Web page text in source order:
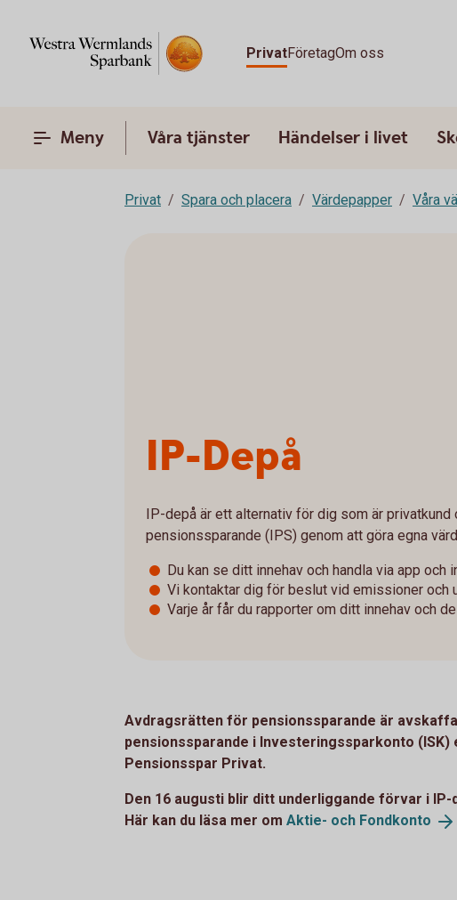
PrivatFöretagOm oss
Meny Våra tjänster Händelser i livet
Privat Spara och placera Värdepapper Våra
IP-Depå
IP-depå är ett alternativ för dig som är
pensionssparande (IPS) genom att göra egna
Du kan se ditt innehav och handla via app och
Vi kontaktar dig för beslut vid emissioner och
Varje år får du rapporter om ditt innehav och
Avdragsrätten för pensionssparande är
pensionssparande i Investeringssparkonto
Pensionsspar Privat.
Den 16 augusti blir ditt underliggande förvar i
Här kan du läsa mer om Aktie- och Fondkonto